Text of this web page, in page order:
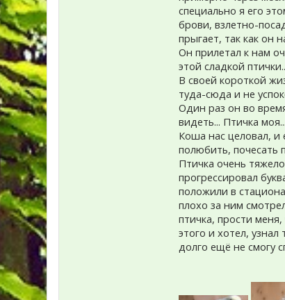
специально я его
брови, взлетно-
прыгает, так как он
Он прилетал к нам
этой сладкой
В своей короткой
туда-сюда и не
Один раз он во
видеть... Птичка
Коша нас целовал, и
полюбить, почесать
Птичка очень
прогрессировал
положили в
плохо за ним
птичка, прости
этого и хотел,
долго ещё не смогу